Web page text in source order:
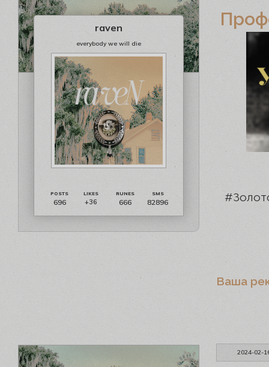
raven
everybody we will die
696 +36 666 82896
Ваша
2024-02-